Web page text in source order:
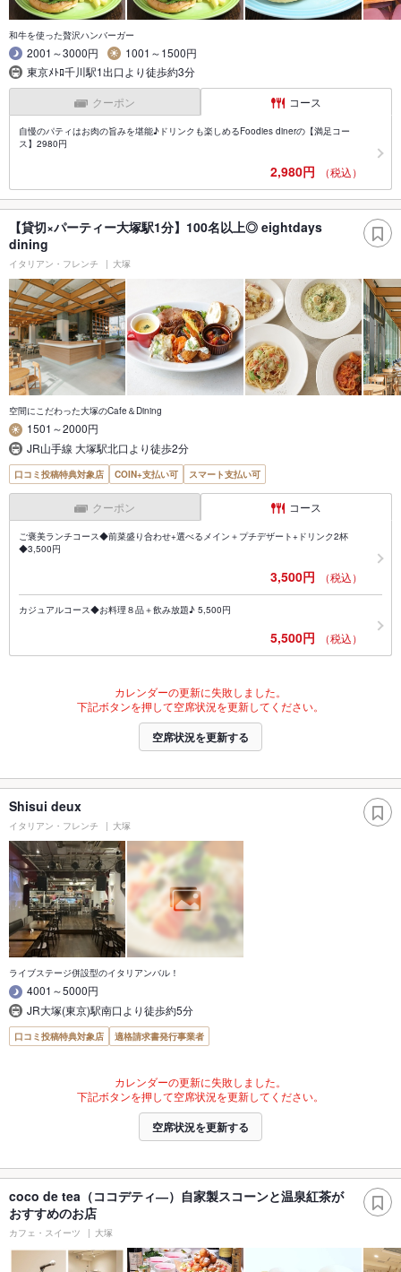
和牛を使った贅沢ハンバーガー
2001～3000円
1001～1500円
東京ﾒﾄﾛ千川駅1出口より徒歩約3分
クーポン コース
自慢のパティはお肉の旨みを堪能♪ドリンクも楽しめるFoodies dinerの【満足コー
ス】2980円
2,980円 （税込）
【貸切×パーティー大塚駅1分】100名以上◎ eightdays
dining
イタリアン・フレンチ 大塚
空間にこだわった大塚のCafe＆Dining
1501～2000円
JR山手線 大塚駅北口より徒歩2分
口コミ投稿特典対象店 COIN+支払い可 スマート支払い可
クーポン コース
ご褒美ランチコース◆前菜盛り合わせ+選べるメイン＋プチデザート+ドリンク2杯
◆3,500円
3,500円 （税込）
カジュアルコース◆お料理８品＋飲み放題♪ 5,500円
5,500円 （税込）
カレンダーの更新に失敗しました。
下記ボタンを押して空席状況を更新してください。
空席状況を更新する
Shisui deux
イタリアン・フレンチ 大塚
ライブステージ併設型のイタリアンバル！
4001～5000円
JR大塚(東京)駅南口より徒歩約5分
口コミ投稿特典対象店 適格請求書発行事業者
カレンダーの更新に失敗しました。
下記ボタンを押して空席状況を更新してください。
空席状況を更新する
coco de tea（ココデティ―）自家製スコーンと温泉紅茶が
おすすめのお店
カフェ・スイーツ 大塚